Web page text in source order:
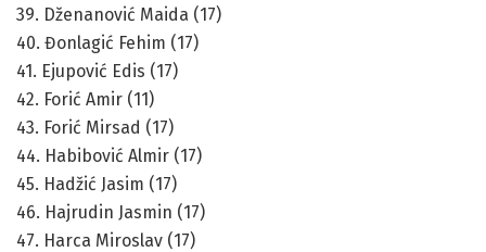
39. Dženanović Maida (17)
40. Đonlagić Fehim (17)
41. Ejupović Edis (17)
42. Forić Amir (11)
43. Forić Mirsad (17)
44. Habibović Almir (17)
45. Hadžić Jasim (17)
46. Hajrudin Jasmin (17)
47. Harca Miroslav (17)